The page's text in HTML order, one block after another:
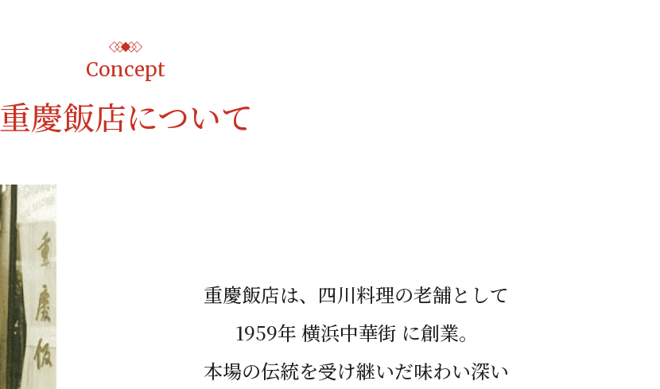
Concept
重慶飯店について
重慶飯店は、四川料理の⽼舗として
1959年 横浜中華街 に創業。
本場の伝統を受け継いだ味わい深い